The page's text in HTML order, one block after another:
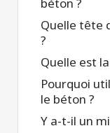
Quelle tête
?
Quelle est
Pourquoi
le béton ?
Y a-t-il un